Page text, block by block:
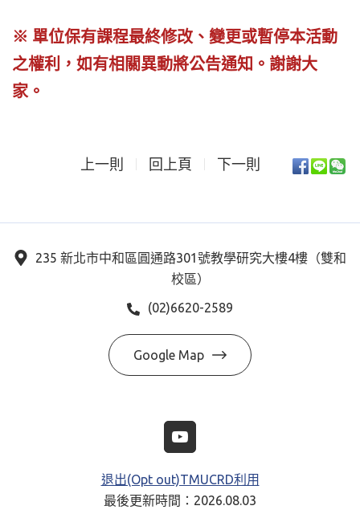
※ 單位保有課程最終修改、變更或暫停本活動
之權利，如有相關異動將公告通知。 謝謝大
家。
上一則 回上頁 下一則
235 新北市中和區圓通路301號教學研究大樓4樓（雙和
校區）
(02)6620-2589
Google Map
退出(Opt out)TMUCRD利用
最後更新時間：2026.08.03